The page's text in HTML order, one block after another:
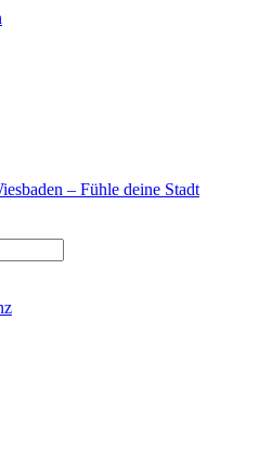
– Fühle deine Stadt